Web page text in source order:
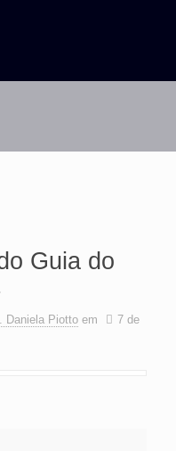
Guia do
Daniela Piotto em
7 de